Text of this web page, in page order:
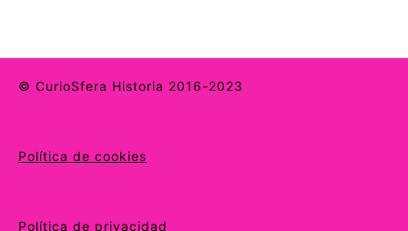
© CurioSfera Historia 2016-2023
Política de cookies
Política de privacidad